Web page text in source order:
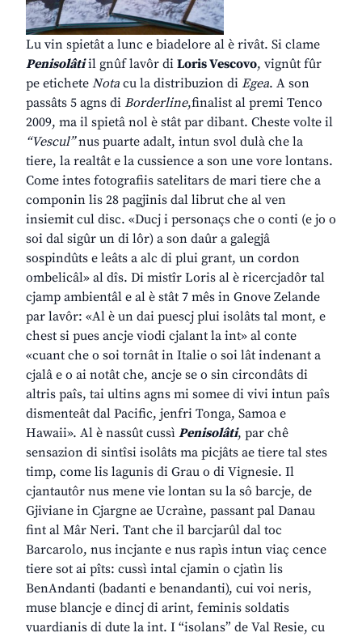
Lu vin spietât a lunc e biadelore al è rivât. Si clame
Penisolâtiil gnûf lavôr di Loris Vescovo, vignût fûr
pe etichete Nota cu la distribuzion di Egea. A son
passâts 5 agns di Borderline,finalist al premi Tenco
2009, ma il spietâ nol è stât par dibant. Cheste volte il
“Vescul”nus puarte adalt, intun svol dulà che la
tiere, la realtât e la cussience a son une vore lontans.
Come intes fotografiis satelitars de mari tiere che a
componin lis 28 pagjinis dal librut che al ven
insiemit cul disc. «Ducj i personaçs che o conti (e jo o
soi dal sigûr un di lôr) a son daûr a galegjâ
sospindûts e leâts a alc di plui grant, un cordon
ombelicâl» al dîs. Di mistîr Loris al è ricercjadôr tal
cjamp ambientâl e al è stât 7 mês in Gnove Zelande
par lavôr: «Al è un dai puescj plui isolâts tal mont, e
chest si pues ancje viodi cjalant la int» al conte
«cuant che o soi tornât in Italie o soi lât indenant a
cjalâ e o ai notât che, ancje se o sin circondâts di
altris paîs, tai ultins agns mi somee di vivi intun paîs
dismenteât dal Pacific, jenfri Tonga, Samoa e
Hawaii». Al è nassût cussì Penisolâti, par chê
sensazion di sintîsi isolâts ma picjâts ae tiere tal stes
timp, come lis lagunis di Grau o di Vignesie. Il
cjantautôr nus mene vie lontan su la sô barcje, de
Gjiviane in Cjargne ae Ucraìne, passant pal Danau
fint al Mâr Neri. Tant che il barcjarûl dal toc
Barcarolo, nus incjante e nus rapìs intun viaç cence
tiere sot ai pîts: cussì intal cjamin o cjatìn lis
BenAndanti (badanti e benandanti), cui voi neris,
muse blancje e dincj di arint, feminis soldatis
vuardianis di dute la int. I “isolans” de Val Resie, cu